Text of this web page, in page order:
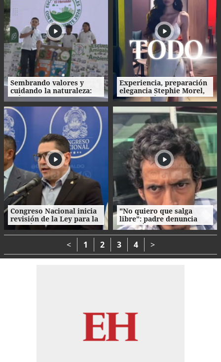
Sembrando valores y
cuidando la naturaleza:
así fue la clausura de las
Escuelas Amigables con el
Ambiente
Experiencia, preparación
elegancia Stephie Morel,
Miss Cortés va por la
corona de Miss Honduras
2026
Congreso Nacional inicia
revisión de la Ley para la
Gestión Integral de
Residuos en Honduras
"No quiero que salga
libre": padre denuncia
agresión de su propio
hijo en La Ceiba
< 1 2 3 4 >